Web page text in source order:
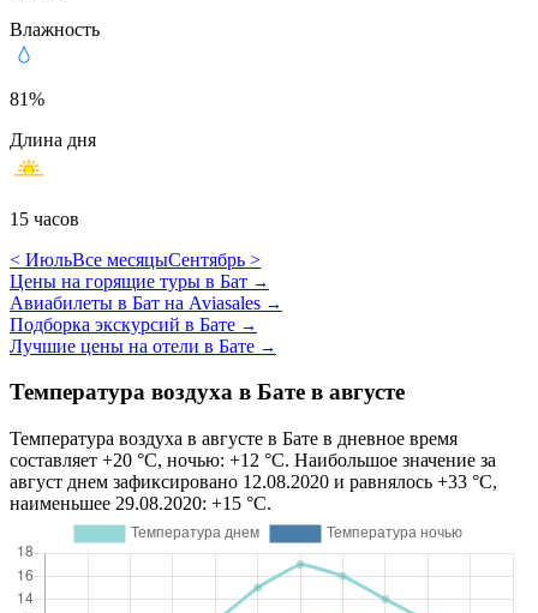
Влажность
81%
Длина дня
15 часов
< ИюльВсе месяцыСентябрь >
Цены на горящие туры в Бат →
Авиабилеты в Бат на Aviasales →
Подборка экскурсий в Бате →
Лучшие цены на отели в Бате →
Температура воздуха в Бате в августе
Температура воздуха в августе в Бате в дневное время
составляет +20 °C, ночью: +12 °C. Наибольшое значение за
август днем зафиксировано 12.08.2020 и равнялось +33 °C,
наименьшее 29.08.2020: +15 °C.